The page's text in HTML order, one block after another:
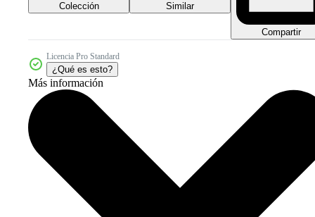
Colección Similar
Compartir
Licencia Pro Standard
¿Qué es esto?
Más información